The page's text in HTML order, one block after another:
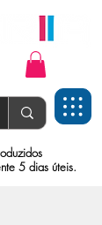
5 dias úteis.